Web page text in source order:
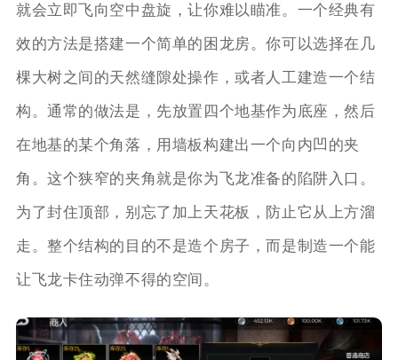
就会立即飞向空中盘旋，让你难以瞄准。一个经典有
效的方法是搭建一个简单的困龙房。你可以选择在几
棵大树之间的天然缝隙处操作，或者人工建造一个结
构。通常的做法是，先放置四个地基作为底座，然后
在地基的某个角落，用墙板构建出一个向内凹的夹
角。这个狭窄的夹角就是你为飞龙准备的陷阱入口。
为了封住顶部，别忘了加上天花板，防止它从上方溜
走。整个结构的目的不是造个房子，而是制造一个能
让飞龙卡住动弹不得的空间。